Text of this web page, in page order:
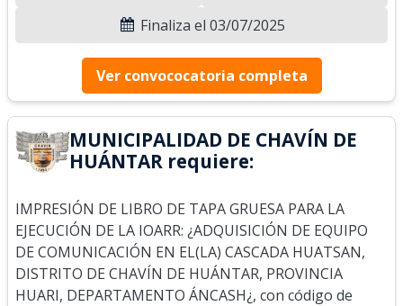
Finaliza el 03/07/2025
Ver convococatoria completa
MUNICIPALIDAD DE CHAVÍN DE
HUÁNTAR requiere:
IMPRESIÓN DE LIBRO DE TAPA GRUESA PARA LA
EJECUCIÓN DE LA IOARR: ¿ADQUISICIÓN DE EQUIPO
DE COMUNICACIÓN EN EL(LA) CASCADA HUATSAN,
DISTRITO DE CHAVÍN DE HUÁNTAR, PROVINCIA
HUARI, DEPARTAMENTO ÁNCASH¿, con código de